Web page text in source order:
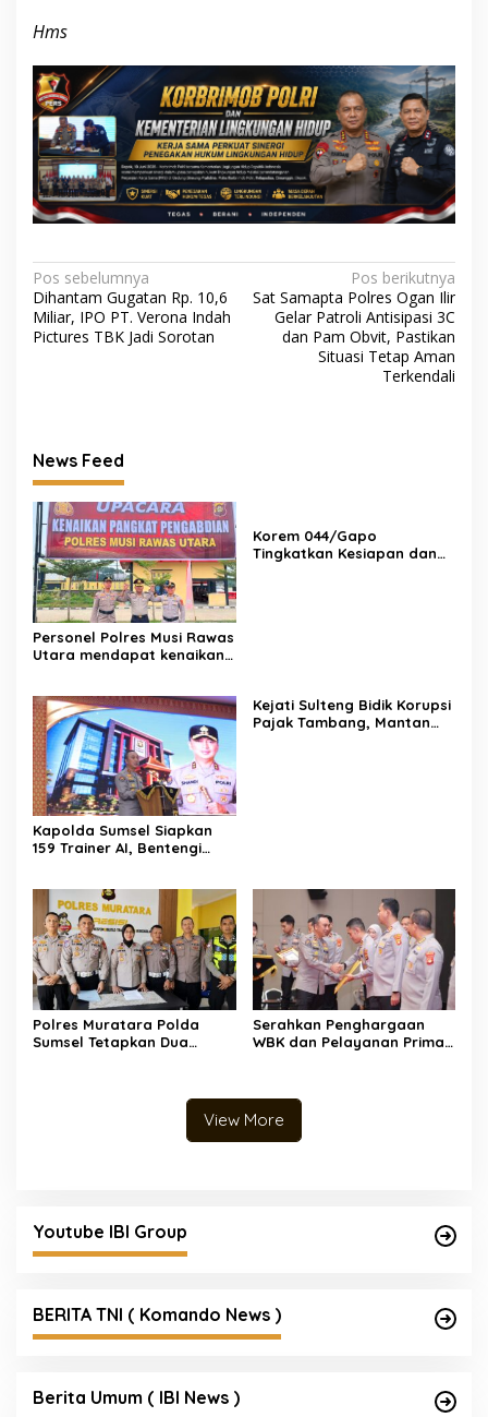
Hms
Navigasi
pos
Pos sebelumnya
Dihantam Gugatan Rp. 10,6
Miliar, IPO PT. Verona Indah
Pictures TBK Jadi Sorotan
Pos berikutnya
Sat Samapta Polres Ogan Ilir
Gelar Patroli Antisipasi 3C
dan Pam Obvit, Pastikan
Situasi Tetap Aman
Terkendali
News Feed
Personel Polres Musi Rawas
Utara mendapat kenaikan
kini berpangkat Kompol,
naik setingkat dari AKBP.
Korem 044/Gapo
Tingkatkan Kesiapan dan
Kapolda Sumsel Siapkan
159 Trainer AI, Bentengi
Siber
Kejati Sulteng Bidik Korupsi
Pajak Tambang, Mantan
Polres Muratara Polda
Sumsel Tetapkan Dua
Serahkan Penghargaan
WBK dan Pelayanan Prima,
View More
Youtube IBI Group
BERITA TNI ( Komando News )
Berita Umum ( IBI News )